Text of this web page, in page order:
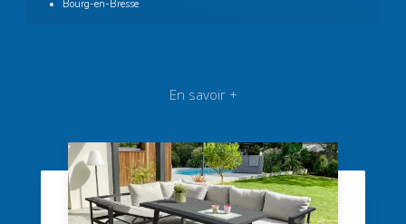
Bourg-en-Bresse
En savoir +